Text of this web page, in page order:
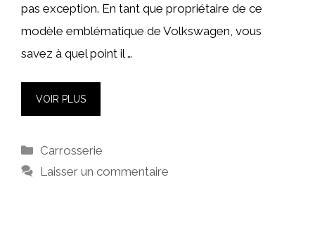
pas exception. En tant que propriétaire de ce
modèle emblématique de Volkswagen, vous
savez à quel point il …
VOIR PLUS
Catégories
Carrosserie
Laisser un commentaire